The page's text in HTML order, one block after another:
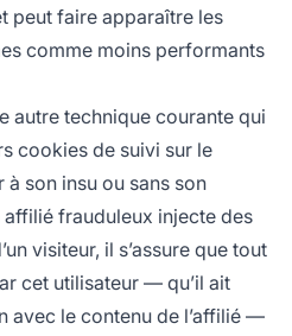
peut faire apparaître les
comme moins performants
autre technique courante qui
cookies de suivi sur le
à son insu ou sans son
affilié frauduleux injecte des
visiteur, il s’assure que tout
cet utilisateur — qu’il ait
avec le contenu de l’affilié —